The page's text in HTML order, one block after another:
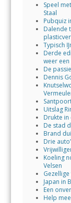
Speel
Staal
Pubquiz
Dalende
Typisch
Derde
weer
De
Dennis
Uitslag
Drukte in
De stad
Brand
Drie
Koeling
Velsen
Japan in
Een
Help